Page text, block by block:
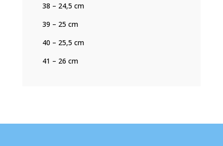
38 – 24,5 cm
39 – 25 cm
40 – 25,5 cm
41 – 26 cm